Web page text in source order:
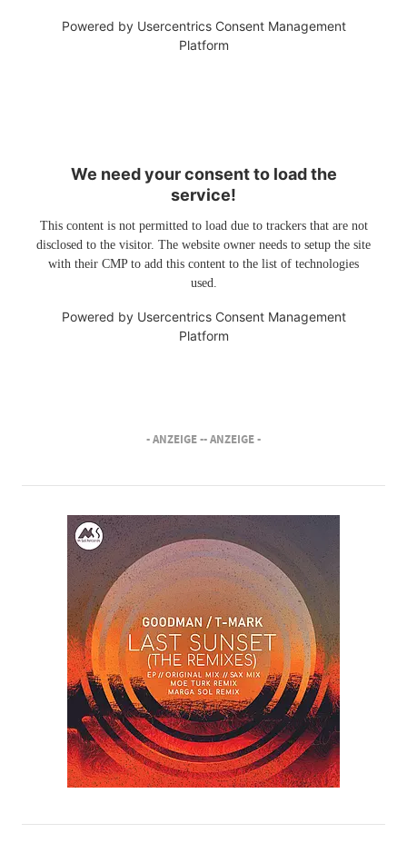
Powered by Usercentrics Consent Management
Platform
We need your consent to load the
service!
This content is not permitted to load due to trackers that are not
disclosed to the visitor. The website owner needs to setup the site
with their CMP to add this content to the list of technologies
used.
Powered by Usercentrics Consent Management
Platform
- ANZEIGE -- ANZEIGE -